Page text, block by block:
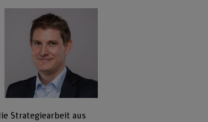
Strategiearbeit aus